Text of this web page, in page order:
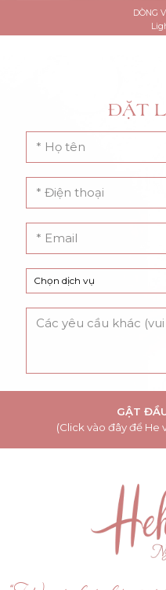
DÒNG
ĐẶT
GẬT
(Click vào đây để He